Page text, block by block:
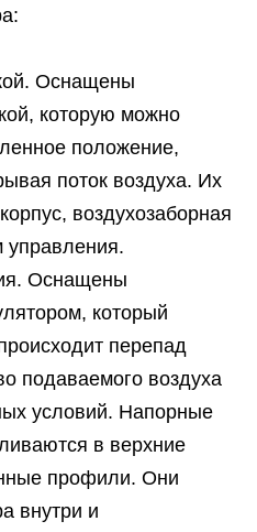
Оснащены
которую можно
положение,
поток воздуха. Их
воздухозаборная
управления.
Оснащены
который
перепад
подаваемого воздуха
условий. Напорные
в верхние
профили. Они
внутри и